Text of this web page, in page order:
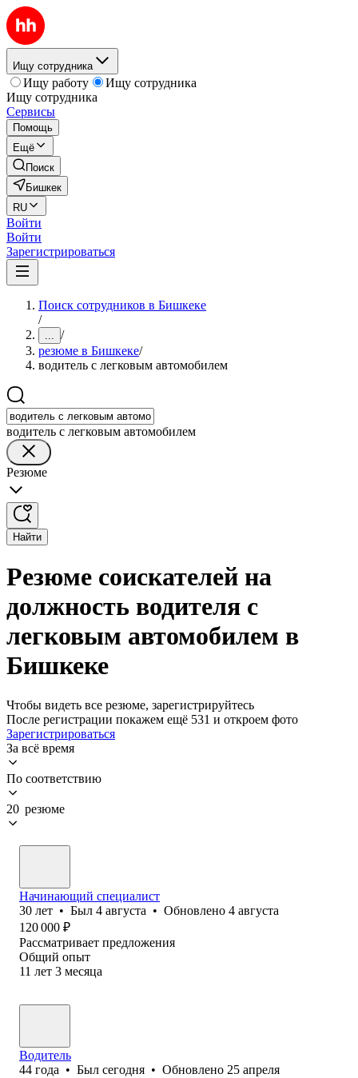
Ищу сотрудника
Ищу работу
Ищу сотрудника
Ищу сотрудника
Сервисы
Помощь
Ещё
Поиск
Бишкек
RU
Войти
Войти
Зарегистрироваться
Поиск сотрудников в Бишкеке
/
... /
резюме в Бишкеке/
водитель с легковым автомобилем
водитель с легковым автомобилем
Резюме
Найти
Резюме соискателей на
должность водителя с
легковым автомобилем в
Бишкеке
Чтобы видеть все резюме, зарегистрируйтесь
После регистрации покажем ещё 531 и откроем фото
Зарегистрироваться
За всё время
По соответствию
20 резюме
Начинающий специалист
30 лет • Был 4 августа • Обновлено 4 августа
120 000 ₽
Рассматривает предложения
Общий опыт
11 лет 3 месяца
Водитель
44 года • Был сегодня • Обновлено 25 апреля